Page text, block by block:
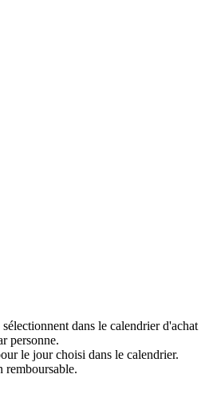
dans le calendrier d'achat
personne.
le jour choisi dans le calendrier.
remboursable.